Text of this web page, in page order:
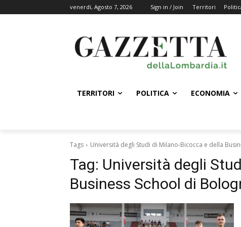
venerdì, Agosto 7, 2026 Sign in / Join Territori
TERRITORI POLITICA ECONOMIA
Tags Università degli Studi di Milano-Bicocca e della
Tag: Università degli
Business School di